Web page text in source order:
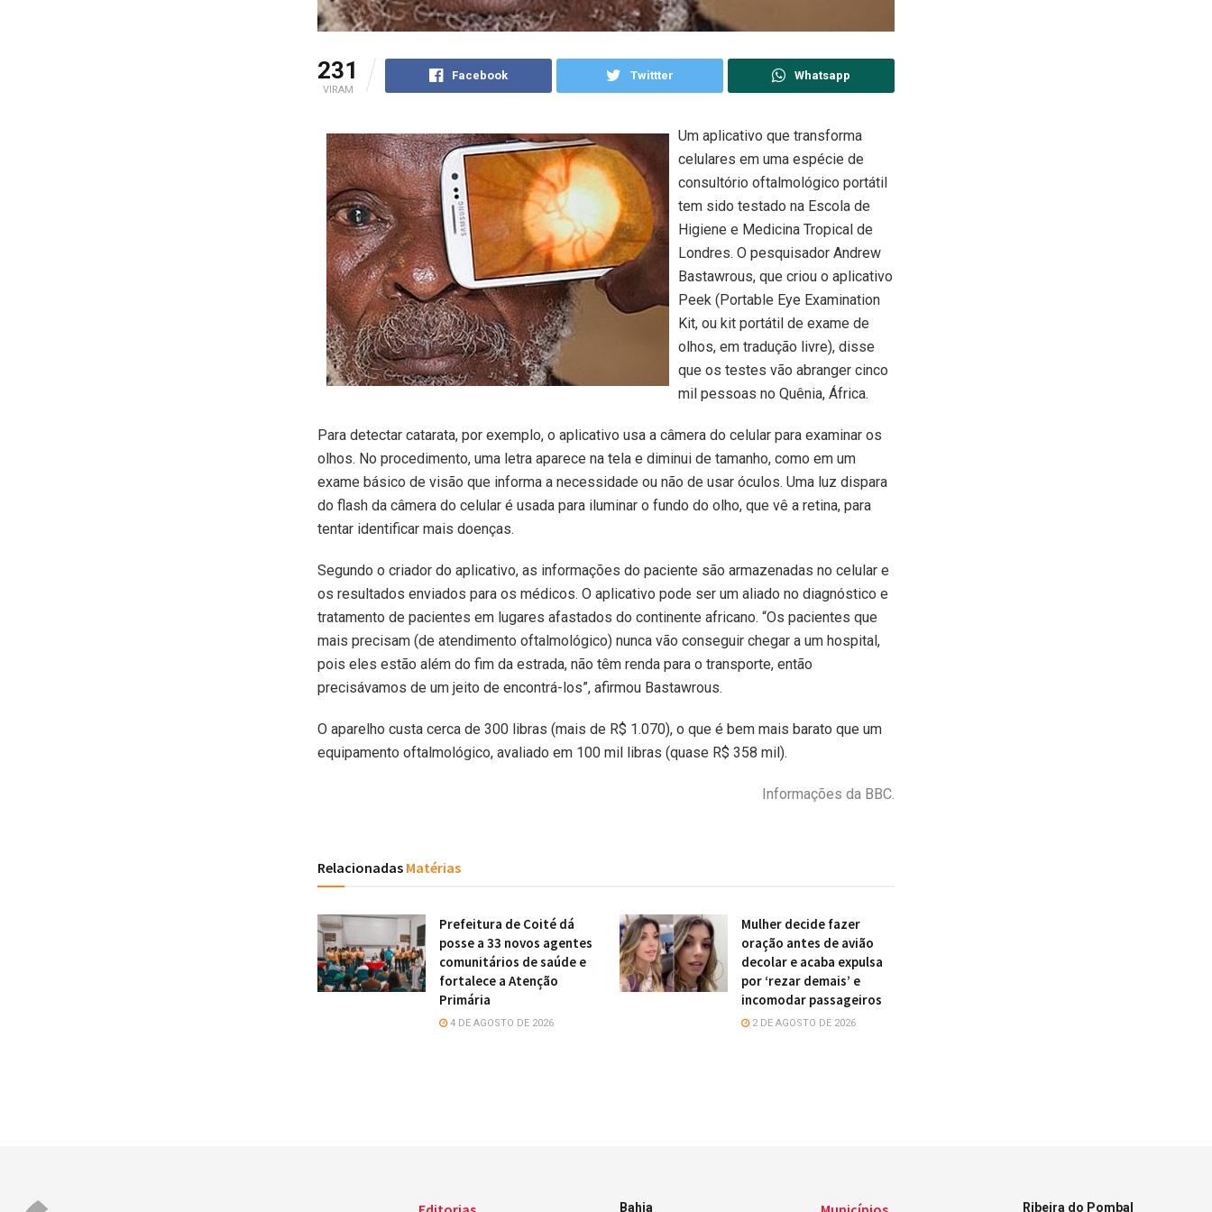
231
VIRAM
Facebook Twittter Whatsapp
Um aplicativo que transforma
celulares em uma espécie de
consultório oftalmológico portátil
tem sido testado na Escola de
Higiene e Medicina Tropical de
Londres. O pesquisador Andrew
Bastawrous, que criou o aplicativo
Peek (Portable Eye Examination
Kit, ou kit portátil de exame de
olhos, em tradução livre), disse
que os testes vão abranger cinco
mil pessoas no Quênia, África.
Para detectar catarata, por exemplo, o aplicativo usa a câmera do celular para examinar os
olhos. No procedimento, uma letra aparece na tela e diminui de tamanho, como em um
exame básico de visão que informa a necessidade ou não de usar óculos. Uma luz dispara
do flash da câmera do celular é usada para iluminar o fundo do olho, que vê a retina, para
tentar identificar mais doenças.
Segundo o criador do aplicativo, as informações do paciente são armazenadas no celular e
os resultados enviados para os médicos. O aplicativo pode ser um aliado no diagnóstico e
tratamento de pacientes em lugares afastados do continente africano. “Os pacientes que
mais precisam (de atendimento oftalmológico) nunca vão conseguir chegar a um hospital,
pois eles estão além do fim da estrada, não têm renda para o transporte, então
precisávamos de um jeito de encontrá-los”, afirmou Bastawrous.
O aparelho custa cerca de 300 libras (mais de R$ 1.070), o que é bem mais barato que um
equipamento oftalmológico, avaliado em 100 mil libras (quase R$ 358 mil).
Informações da BBC.
Relacionadas Matérias
Prefeitura de Coité dá
posse a 33 novos agentes
comunitários de saúde e
fortalece a Atenção
Primária
4 DE AGOSTO DE 2026
Mulher decide fazer
oração antes de avião
decolar e acaba expulsa
por ‘rezar demais’ e
incomodar passageiros
2 DE AGOSTO DE 2026
Bahia Ribeira do Pombal